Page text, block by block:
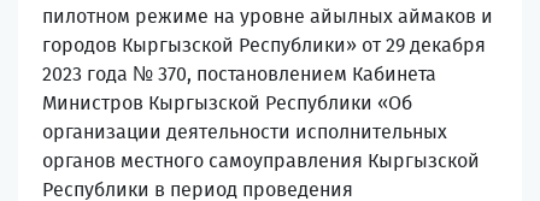
пилотном режиме на уровне айылных аймаков и
городов Кыргызской Республики» от 29 декабря
2023 года № 370, постановлением Кабинета
Министров Кыргызской Республики «Об
организации деятельности исполнительных
органов местного самоуправления Кыргызской
Республики в период проведения